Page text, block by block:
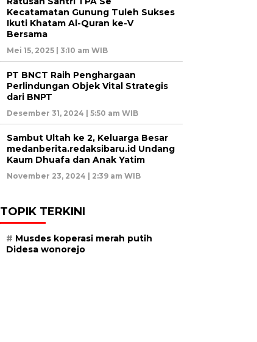
Kecatamatan Gunung Tuleh Sukses
Ikuti Khatam Al-Quran ke-V
Bersama
Mei 15, 2025 | 3:10 am WIB
PT BNCT Raih Penghargaan
Perlindungan Objek Vital Strategis
dari BNPT
Desember 31, 2024 | 5:50 am WIB
Sambut Ultah ke 2, Keluarga Besar
medanberita.redaksibaru.id Undang
Kaum Dhuafa dan Anak Yatim
November 23, 2024 | 2:39 am WIB
TOPIK TERKINI
Musdes koperasi merah putih
Didesa wonorejo